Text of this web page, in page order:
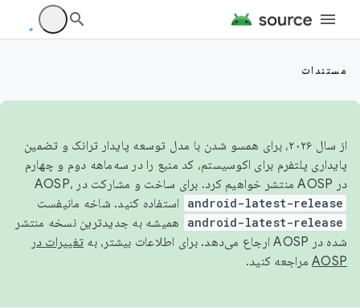
مستندات
از سال ۲۰۲۶، برای همسو شدن با مدل توسعه پایدار ترانک و تضمین
پایداری پلتفرم برای اکوسیستم، کد منبع را در سه‌ماهه دوم و چهارم
در AOSP منتشر خواهیم کرد. برای ساخت و مشارکت در AOSP،
android-latest-release استفاده کنید. شاخه مانیفست
android-latest-release
همیشه به جدیدترین نسخه منتشر
شده در AOSP ارجاع می‌دهد. برای اطلاعات بیشتر، به
تغییرات در
AOSP مراجعه کنید.